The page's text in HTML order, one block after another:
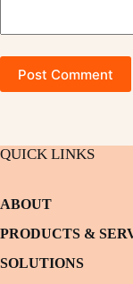
Post Comment
QUICK LINKS
ABOUT
PRODUCTS &
SOLUTIONS